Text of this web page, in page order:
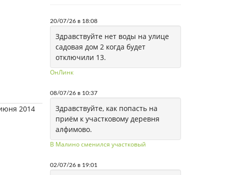
2014
20/07/26 в 18:08
Здравствуйте нет воды на улице
садовая дом 2 когда будет
отключили 13.
ОнЛинк
08/07/26 в 10:37
Здравствуйте, как попасть на
приём к участковому деревня
алфимово.
В Малино сменился участковый
02/07/26 в 19:01